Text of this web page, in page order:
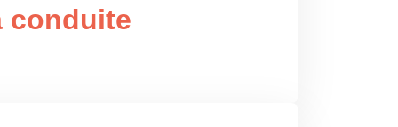
conduite